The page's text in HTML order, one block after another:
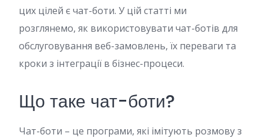
цих цілей є чат-боти. У цій статті ми
розглянемо, як використовувати чат-ботів для
обслуговування веб-замовлень, їх переваги та
кроки з інтеграції в бізнес-процеси.
Що таке чат-боти?
Чат-боти – це програми, які імітують розмову з